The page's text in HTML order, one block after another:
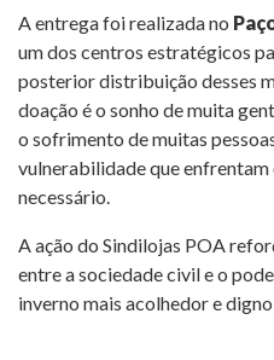
A entrega foi realizada no
um dos centros estratégicos
posterior distribuição desses
doação é o sonho de muita
o sofrimento de muitas
vulnerabilidade que enfrentam
necessário.
A ação do Sindilojas POA
entre a sociedade civil e o
inverno mais acolhedor e